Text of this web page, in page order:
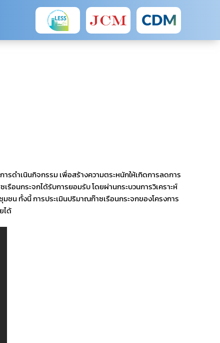
รดำเนินกิจกรรม เพื่อสร้างความตระหนักให้เกิดการลดการ
อนกระจกได้รับการยอมรับ โดยผ่านกระบวนการวิเคราะห์
ชน ทั้งนี้ การประเมินปริมาณก๊าซเรือนกระจกของโครงการ
ได้